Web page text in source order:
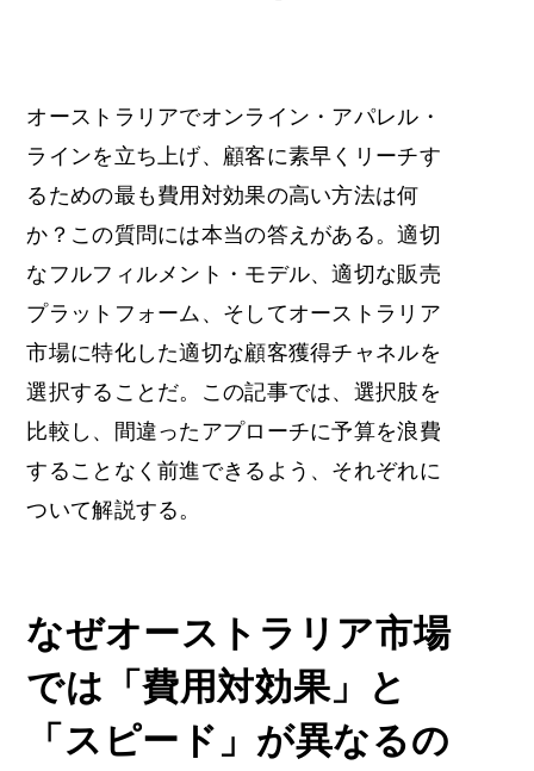
オーストラリアでオンライン・アパレル・
ラインを立ち上げ、顧客に素早くリーチす
るための最も費用対効果の高い方法は何
か？この質問には本当の答えがある。適切
なフルフィルメント・モデル、適切な販売
プラットフォーム、そしてオーストラリア
市場に特化した適切な顧客獲得チャネルを
選択することだ。この記事では、選択肢を
比較し、間違ったアプローチに予算を浪費
することなく前進できるよう、それぞれに
ついて解説する。
なぜオーストラリア市場
では「費用対効果」と
「スピード」が異なるの